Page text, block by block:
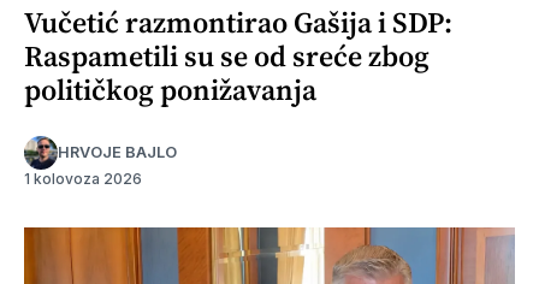
Vučetić razmontirao Gašija i SDP:
Raspametili su se od sreće zbog
političkog ponižavanja
HRVOJE BAJLO
1 kolovoza 2026